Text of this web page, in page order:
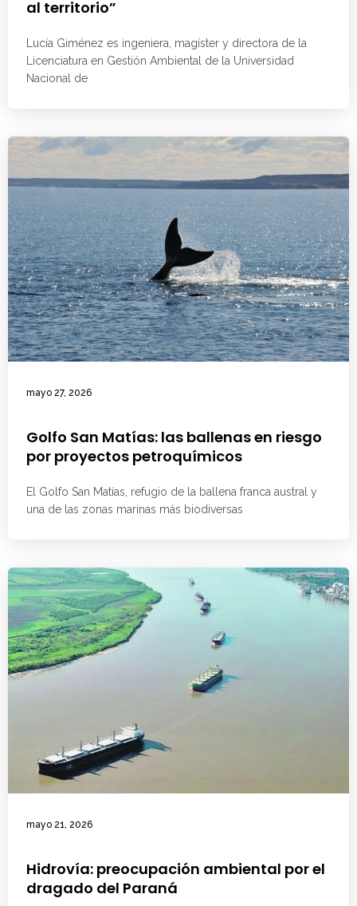
al territorio”
Lucía Giménez es ingeniera, magíster y directora de la
Licenciatura en Gestión Ambiental de la Universidad
Nacional de
mayo 27, 2026
Golfo San Matías: las ballenas en riesgo
por proyectos petroquímicos
El Golfo San Matías, refugio de la ballena franca austral y
una de las zonas marinas más biodiversas
mayo 21, 2026
Hidrovía: preocupación ambiental por el
dragado del Paraná